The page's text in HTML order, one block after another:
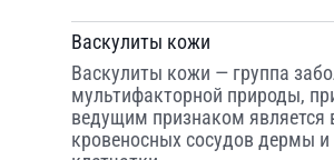
Васкулиты кожи
Васкулиты кожи — группа
мультифакторной природы,
ведущим признаком является
кровеносных сосудов дермы